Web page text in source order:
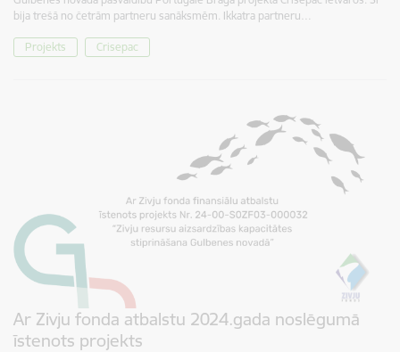
bija trešā no četrām partneru sanāksmēm. Ikkatra partneru…
Projekts Crisepac
Ar Zivju fonda atbalstu 2024.gada noslēgumā
īstenots projekts